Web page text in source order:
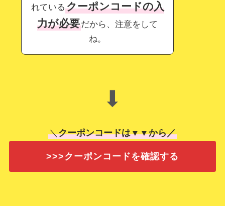
れているクーポンコードの入
力が必要だから、注意をして
ね。
⬇
＼クーポンコードは▼▼から／
>>>クーポンコードを確認する